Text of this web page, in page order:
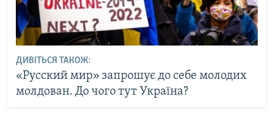
ДИВІТЬСЯ ТАКОЖ:
«Русский мир» запрошує до себе молодих
молдован. До чого тут Україна?